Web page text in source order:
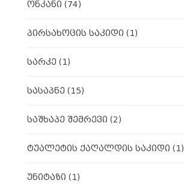
ონკანი (74)
პირსახოცის საკიდი (1)
სარკე (1)
სასაპნე (15)
საშხაპე შემრევი (2)
ტუალეტის ქაღალდის საკიდი (1)
უნიტაზი (1)